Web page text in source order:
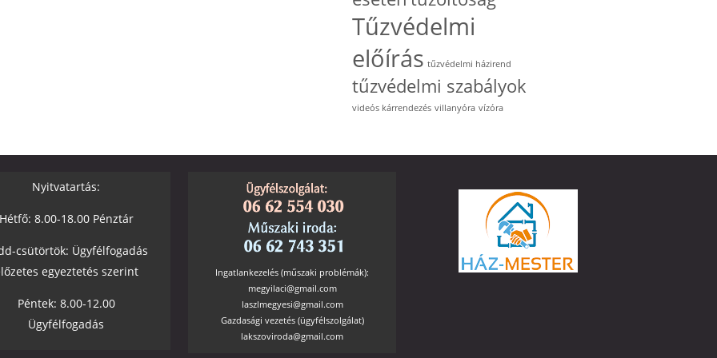
Tűzvédelmi
előírás tűzvédelmi házirend
tűzvédelmi szabályok
videós kárrendezés villanyóra vízóra
Nyitvatartás:
8.00-18.00 Pénztár
csütörtök: Ügyfélfogadás
egyeztetés szerint
Péntek: 8.00-12.00
Ügyfélfogadás
Ingatlankezelés (műszaki problémák):
megyilaci@gmail.com
laszlmegyesi@gmail.com
Gazdasági vezetés (ügyfélszolgálat)
lakszoviroda@gmail.com